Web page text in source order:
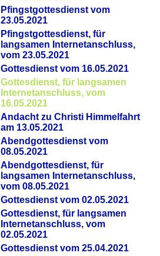
Pfingstgottesdienst vom
23.05.2021
Pfingstgottesdienst, für
langsamen Internetanschluss,
vom 23.05.2021
Gottesdienst vom 16.05.2021
Gottesdienst, für langsamen
Internetanschluss, vom
16.05.2021
Andacht zu Christi Himmelfahrt
am 13.05.2021
Abendgottesdienst vom
08.05.2021
Abendgottesdienst, für
langsamen Internetanschluss,
vom 08.05.2021
Gottesdienst vom 02.05.2021
Gottesdienst, für langsamen
Internetanschluss, vom
02.05.2021
Gottesdienst vom 25.04.2021